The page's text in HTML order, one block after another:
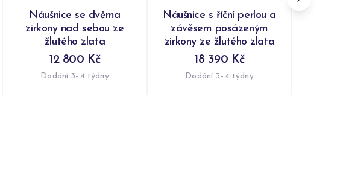
Náušnice se dvěma
zirkony nad sebou ze
žlutého zlata
12 800 Kč
Dodání 3–4 týdny
Náušnice s říční perlou a
závěsem posázeným
zirkony ze žlutého zlata
18 390 Kč
Dodání 3–4 týdny